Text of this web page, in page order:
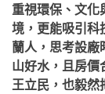
重視環保、文化
境，更能吸引科
蘭人，思考設廠
山好水，且房價
王立民，也毅然